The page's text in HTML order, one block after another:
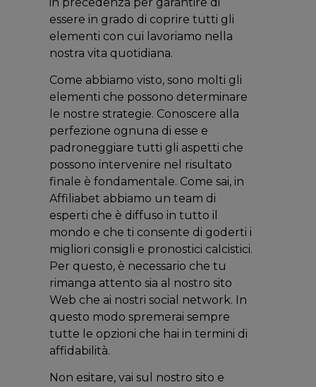
essere in grado di coprire tutti gli
elementi con cui lavoriamo nella
nostra vita quotidiana.
Come abbiamo visto, sono molti gli
elementi che possono determinare
le nostre strategie. Conoscere alla
perfezione ognuna di esse e
padroneggiare tutti gli aspetti che
possono intervenire nel risultato
finale è fondamentale. Come sai, in
Affiliabet abbiamo un team di
esperti che è diffuso in tutto il
mondo e che ti consente di goderti i
migliori consigli e pronostici calcistici.
Per questo, è necessario che tu
rimanga attento sia al nostro sito
Web che ai nostri social network. In
questo modo spremerai sempre
tutte le opzioni che hai in termini di
affidabilità.
Non esitare, vai sul nostro sito e